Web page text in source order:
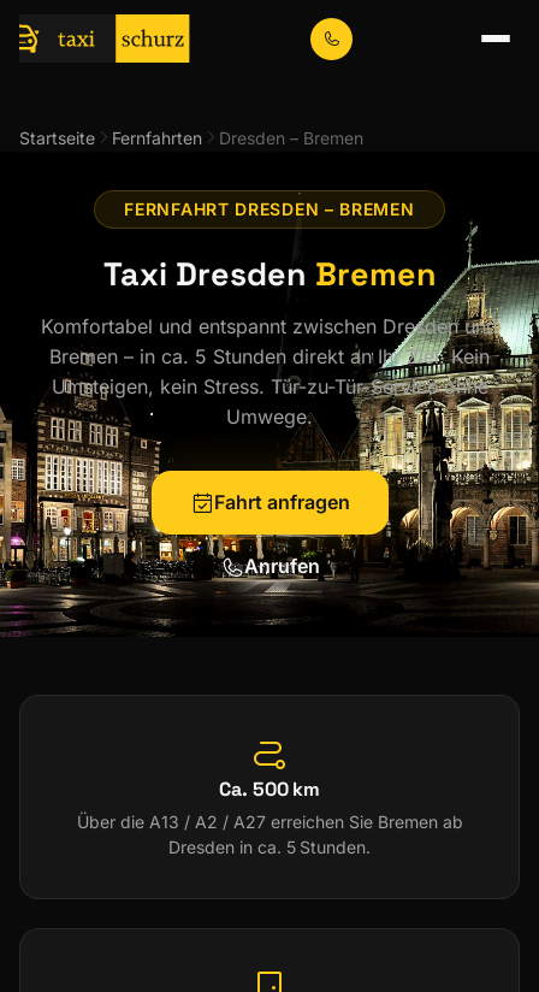
Startseite Fernfahrten Dresden – Bremen
FERNFAHRT DRESDEN – BREMEN
Taxi Dresden Bremen
Komfortabel und entspannt zwischen Dresden und
Bremen – in ca. 5 Stunden direkt an Ihr Ziel. Kein
Umsteigen, kein Stress. Tür-zu-Tür-Service ohne
Umwege.
Fahrt anfragen
Anrufen
Ca. 500 km
Über die A13 / A2 / A27 erreichen Sie Bremen ab
Dresden in ca. 5 Stunden.